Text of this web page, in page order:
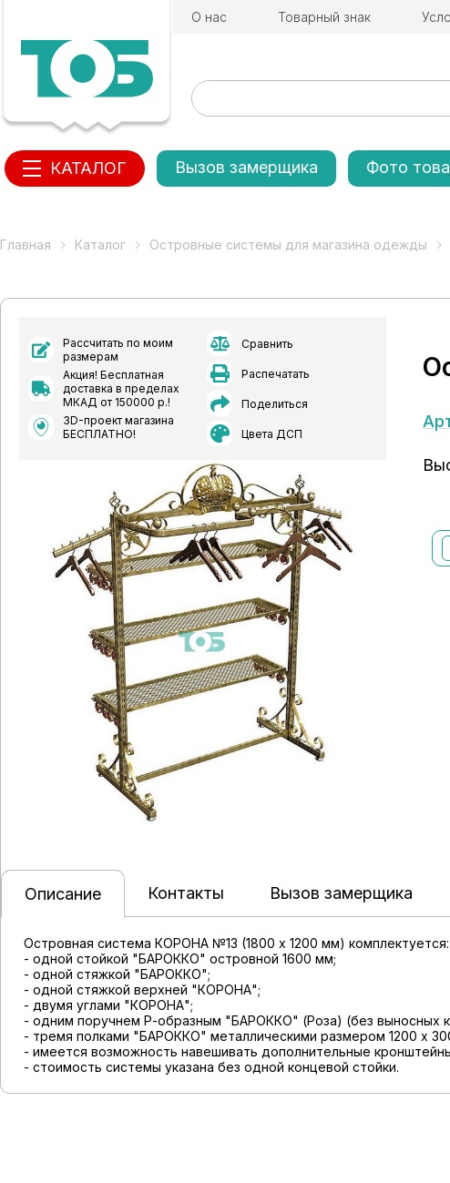
О нас Товарный знак
КАТАЛОГ Вызов замерщика Фото
Главная Каталог Островные системы для магазина одежды
Рассчитать по моим
размерам
Акция! Бесплатная
доставка в пределах
МКАД от 150000 р.!
3D-проект магазина
БЕСПЛАТНО!
Сравнить
Распечатать
Поделиться
Цвета ДСП
Описание Контакты Вызов замерщика
Островная система КОРОНА №13 (1800 x 1200 мм) комплектуется:
- одной стойкой "БАРОККО" островной 1600 мм;
- одной стяжкой "БАРОККО";
- одной стяжкой верхней "КОРОНА";
- двумя углами "КОРОНА";
- одним поручнем Р-образным "БАРОККО" (Роза) (без выносных
- тремя полками "БАРОККО" металлическими размером 1200 x
- имеется возможность навешивать дополнительные
- стоимость системы указана без одной концевой стойки.